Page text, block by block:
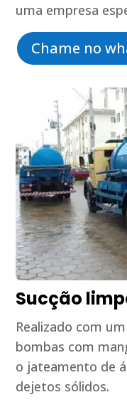
uma empresa
Chame no
Sucção
Realizado com
bombas com
o jateamento de
dejetos sólidos.